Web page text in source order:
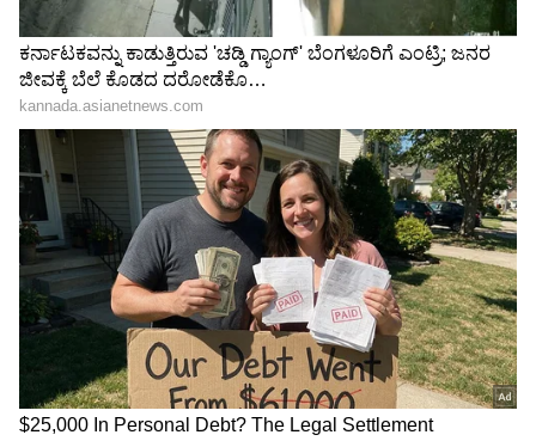
LATEST VIDEOS
"ರಾಜಕೀಯ ಬೇಡ, ಸಿನಿಮಾನೇ ಪ್ರಾಣ":
ಕನಕೋತ್ಸವದಲ್ಲಿ ರಿಷಬ್ ಶೆಟ್ಟಿ | Rishab
Shetty speech | Suvarna News
ಶೇ.50 ರಿಂದ ಶೇ.18 ಕ್ಕೆ TAX ಇಳಿಕೆ: ಮೋದಿ-
ಟ್ರಂಪ್ ಐತಿಹಾಸಿಕ ಒಪ್ಪಂದ | India US
Trade Deal | Party Rounds